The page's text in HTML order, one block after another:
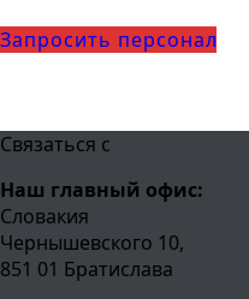
Запросить персонал
Связаться с
Наш главный офис:
Словакия
Чернышевского 10,
851 01 Братислава